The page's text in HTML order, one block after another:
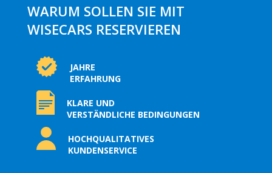
WARUM SOLLEN SIE MIT
WISECARS RESERVIEREN
JAHRE
ERFAHRUNG
KLARE UND
VERSTÄNDLICHE BEDINGUNGEN
HOCHQUALITATIVES
KUNDENSERVICE